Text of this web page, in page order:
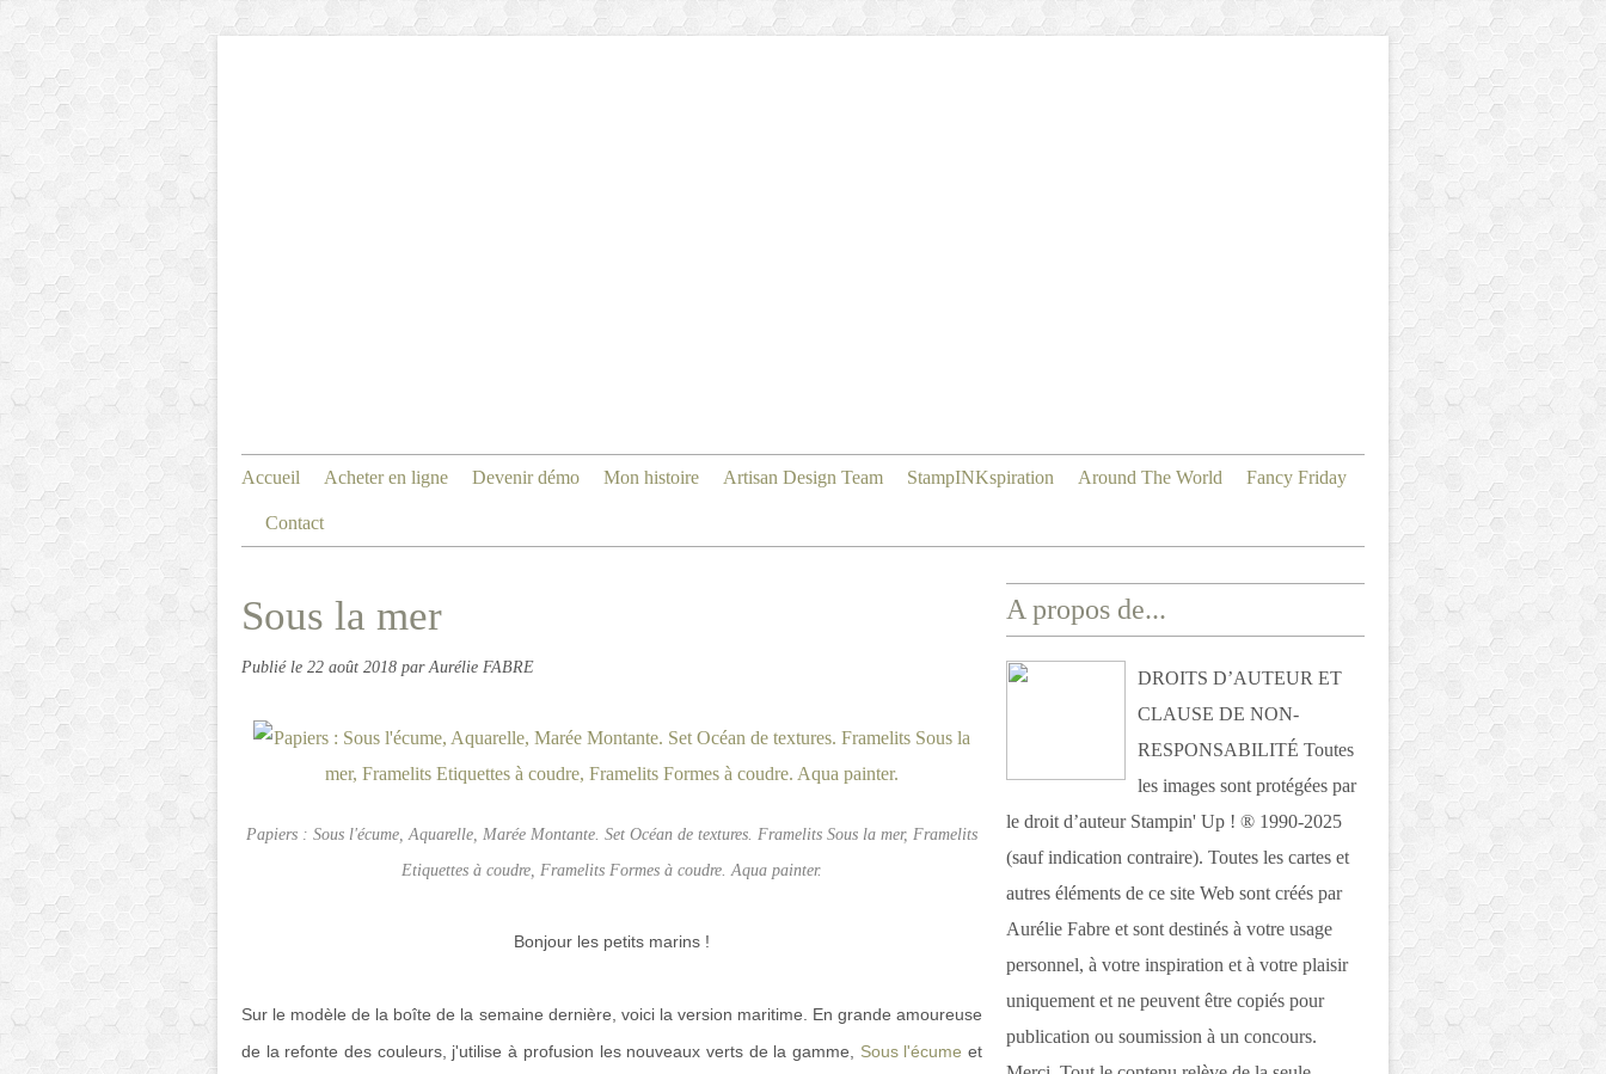
Accueil Acheter en ligne Devenir démo Mon histoire Artisan Design Team StampINKspiration Around The World Fancy Friday
Contact
Sous la mer
Publié le 22 août 2018 par Aurélie FABRE
Papiers : Sous l'écume, Aquarelle, Marée Montante. Set Océan de textures. Framelits Sous la mer, Framelits
Etiquettes à coudre, Framelits Formes à coudre. Aqua painter.
Bonjour les petits marins !
Sur le modèle de la boîte de la semaine dernière, voici la version maritime. En grande amoureuse
de la refonte des couleurs, j'utilise à profusion les nouveaux verts de la gamme, Sous l'écume et
A propos de...
DROITS D’AUTEUR ET
CLAUSE DE NON-
RESPONSABILITÉ Toutes
les images sont protégées par
le droit d’auteur Stampin' Up ! ® 1990-2025
(sauf indication contraire). Toutes les cartes et
autres éléments de ce site Web sont créés par
Aurélie Fabre et sont destinés à votre usage
personnel, à votre inspiration et à votre plaisir
uniquement et ne peuvent être copiés pour
publication ou soumission à un concours.